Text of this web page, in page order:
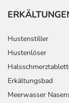
Hustenstiller
Hustenlöser
Erkältungsbad
Meerwasser